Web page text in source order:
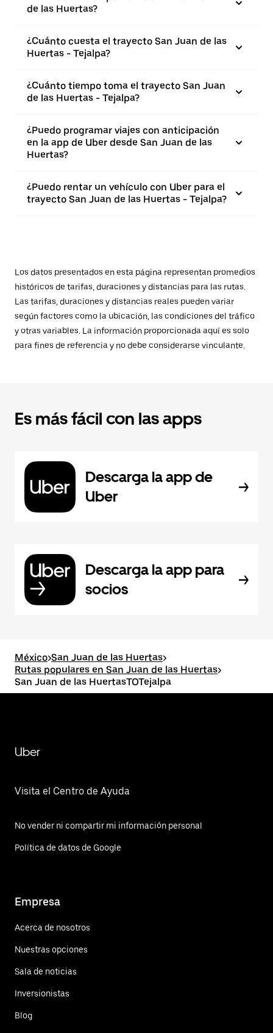
de las Huertas?
¿Cuánto cuesta el trayecto San Juan de las
Huertas - Tejalpa?
¿Cuánto tiempo toma el trayecto San Juan
de las Huertas - Tejalpa?
¿Puedo programar viajes con anticipación
en la app de Uber desde San Juan de las
Huertas?
¿Puedo rentar un vehículo con Uber para el
trayecto San Juan de las Huertas - Tejalpa?
Los datos presentados en esta página representan promedios
históricos de tarifas, duraciones y distancias para las rutas.
Las tarifas, duraciones y distancias reales pueden variar
según factores como la ubicación, las condiciones del tráfico
y otras variables. La información proporcionada aquí es solo
para fines de referencia y no debe considerarse vinculante.
Es más fácil con las apps
Descarga la app de
Uber
Descarga la app para
socios
México>San Juan de las Huertas>
Rutas populares en San Juan de las Huertas>
San Juan de las HuertasTOTejalpa
Uber
Visita el Centro de Ayuda
No vender ni compartir mi información personal
Política de datos de Google
Empresa
Acerca de nosotros
Nuestras opciones
Sala de noticias
Inversionistas
Blog